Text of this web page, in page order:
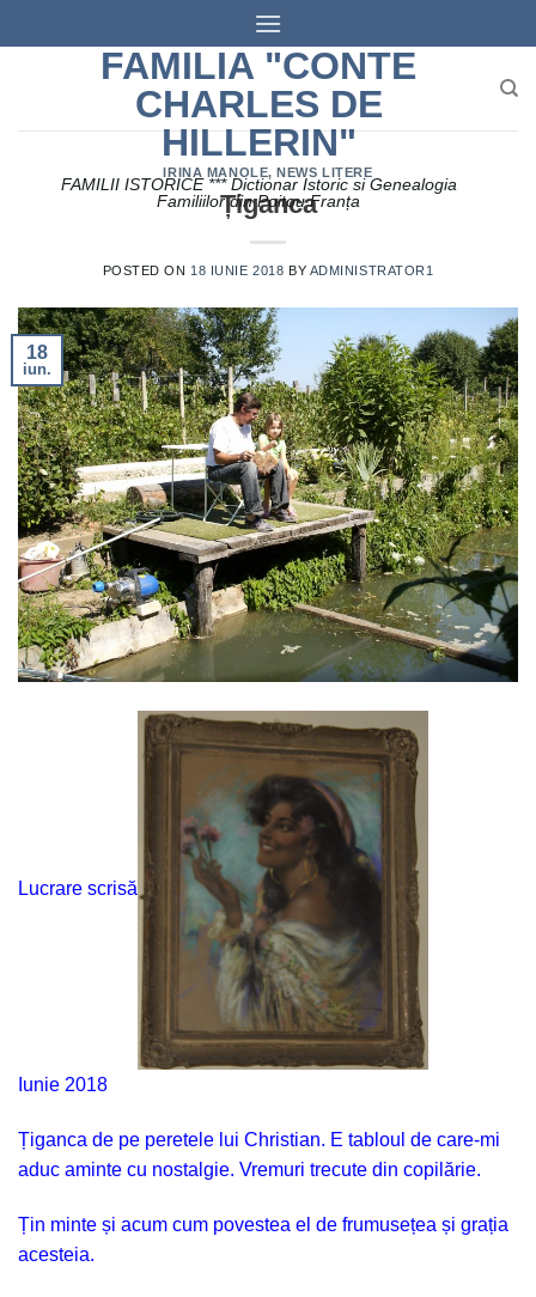
to
FAMILIA "CONTE
CHARLES DE
HILLERIN"
FAMILII ISTORICE *** Dictionar Istoric si Genealogia
Familiilor din Poitou Franța
IRINA MANOLE,NEWS LITERE
Țiganca
POSTED ON 18 IUNIE 2018 BY ADMINISTRATOR1
18
iun.
Lucrare scrisă
Iunie 2018
Țiganca de pe peretele lui Christian. E tabloul de care-mi
aduc aminte cu nostalgie. Vremuri trecute din copilărie.
Țin minte și acum cum povestea el de frumusețea și grația
acesteia.